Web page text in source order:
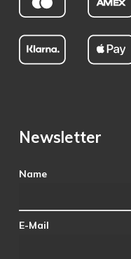
Newsletter
Name
E-Mail